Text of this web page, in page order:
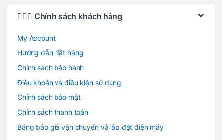
🙋🏻‍♂️ Chính sách khách hàng
My Account
Hướng dẫn đặt hàng
Chính sách bảo hành
Điều khoản và điều kiện sử dụng
Chính sách bảo mật
Chính sách thanh toán
Bảng báo giá vận chuyển và lắp đặt điện máy